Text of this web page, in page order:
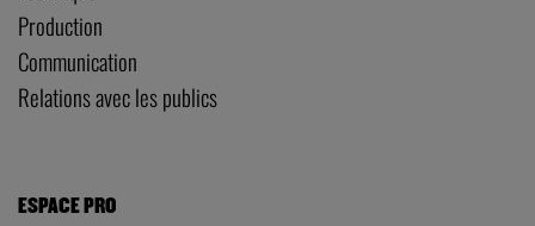
Production
Communication
Relations avec les publics
ESPACE PRO